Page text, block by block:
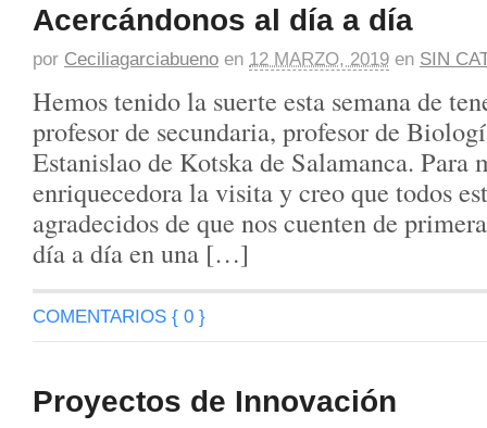
Acercándonos al día a día
por Ceciliagarciabueno en 12 MARZO, 2019 en SIN
Hemos tenido la suerte esta semana de
profesor de secundaria, profesor de
Estanislao de Kotska de Salamanca. Para
enriquecedora la visita y creo que todos
agradecidos de que nos cuenten de
día a día en una […]
COMENTARIOS { 0 }
Proyectos de Innovación